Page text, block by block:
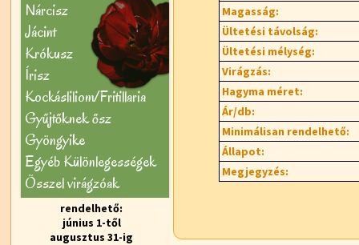
Nárcisz
Jácint
Krókusz
Írisz
Kockásliliom/Fritillaria
Gyűjtőknek ősz
Gyöngyike
Egyéb Különlegességek
Õsszel virágzóak
rendelhető:
június 1-től
augusztus 31-ig
Magasság:
Ültetési távolság:
Ültetési mélység:
Virágzás:
Hagyma méret:
Ár/db:
Minimálisan rendelhető:
Állapot:
Megjegyzés: